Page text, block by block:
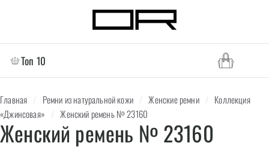
Топ 10
Главная / Ремни из натуральной кожи / Женские ремни / Коллекция
«Джинсовая» / Женский ремень № 23160
Женский ремень № 23160